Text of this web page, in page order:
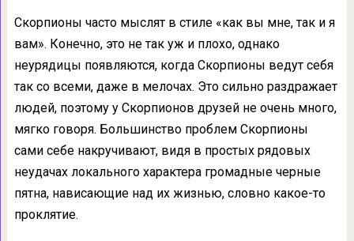
Скорпионы часто мыслят в стиле «как вы мне, так и я
вам». Конечно, это не так уж и плохо, однако
неурядицы появляются, когда Скорпионы ведут себя
так со всеми, даже в мелочах. Это сильно раздражает
людей, поэтому у Скорпионов друзей не очень много,
мягко говоря. Большинство проблем Скорпионы
сами себе накручивают, видя в простых рядовых
неудачах локального характера громадные черные
пятна, нависающие над их жизнью, словно какое-то
проклятие.